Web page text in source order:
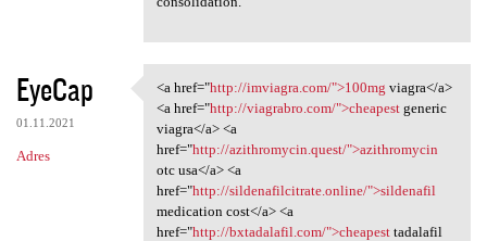
EyeCap
01.11.2021
Adres
<a href="http://imviagra.com/
<a href="http://imviagra.com/">100mg viagra</a>
<a href="http://viagrabro.com/">cheapestgeneric
viagra</a> <a
href="http://azithromycin.quest/">azithromycin
otc usa</a> <a
href="http://sildenafilcitrate.online/">sildenafil
medication cost</a> <a
href="http://bxtadalafil.com/">cheapesttadalafil